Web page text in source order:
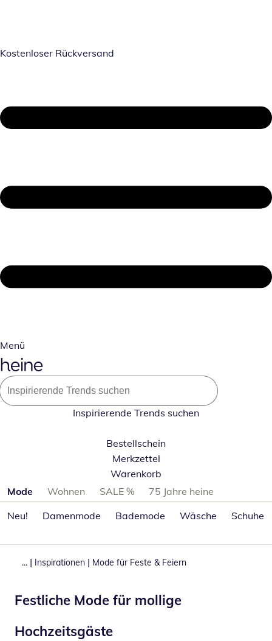
Kostenloser Rückversand
Menü
Inspirierende Trends suchen
Bestellschein
Merkzettel
Warenkorb
Produktkategorien überspringen
Mode Wohnen SALE %
75 Jahre heine
Neu!
Damenmode Bademode Wäsche Schuhe
... | Inspirationen | Mode für Feste & Feiern
Festliche Mode für mollige
Hochzeitsgäste